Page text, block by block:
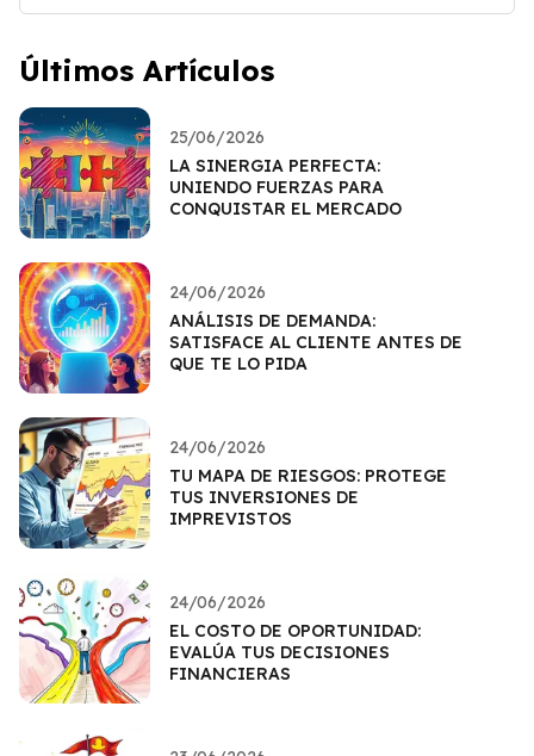
Últimos Artículos
25/06/2026
LA SINERGIA PERFECTA:
UNIENDO FUERZAS PARA
CONQUISTAR EL MERCADO
24/06/2026
ANÁLISIS DE DEMANDA:
SATISFACE AL CLIENTE ANTES DE
QUE TE LO PIDA
24/06/2026
TU MAPA DE RIESGOS: PROTEGE
TUS INVERSIONES DE
IMPREVISTOS
24/06/2026
EL COSTO DE OPORTUNIDAD:
EVALÚA TUS DECISIONES
FINANCIERAS